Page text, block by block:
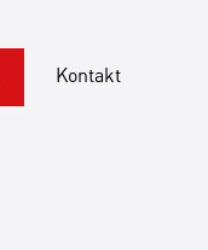
Kontakt